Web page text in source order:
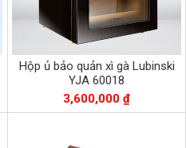
Hộp ủ bảo quản xì gà Lubinski
YJA 60018
3,600,000 ₫